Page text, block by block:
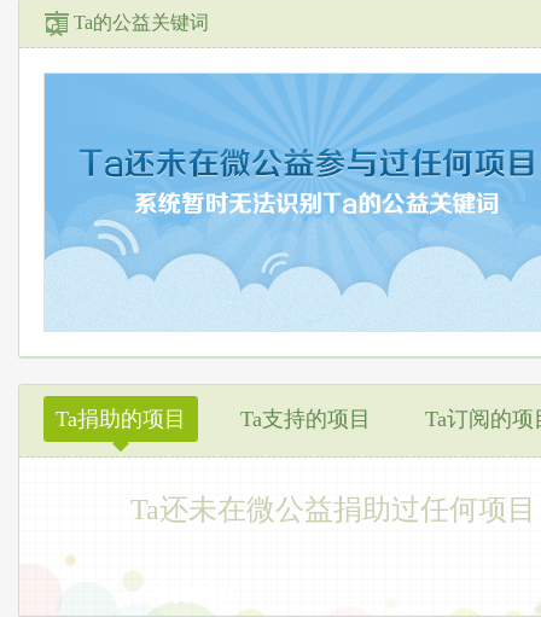
Ta的公益关键词
Ta捐助的项目
◆
Ta支持的项目 Ta订阅的项
Ta还未在微公益捐助过任何项目